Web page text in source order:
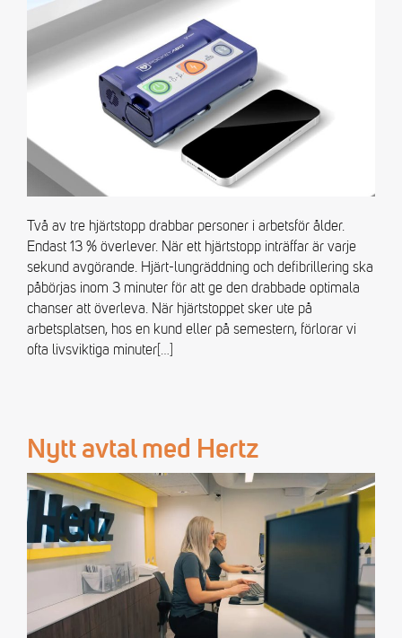
Två av tre hjärtstopp drabbar personer i arbetsför ålder.
Endast 13 % överlever. När ett hjärtstopp inträffar är varje
sekund avgörande. Hjärt-lungräddning och defibrillering ska
påbörjas inom 3 minuter för att ge den drabbade optimala
chanser att överleva. När hjärtstoppet sker ute på
arbetsplatsen, hos en kund eller på semestern, förlorar vi
ofta livsviktiga minuter […]
Nytt avtal med Hertz